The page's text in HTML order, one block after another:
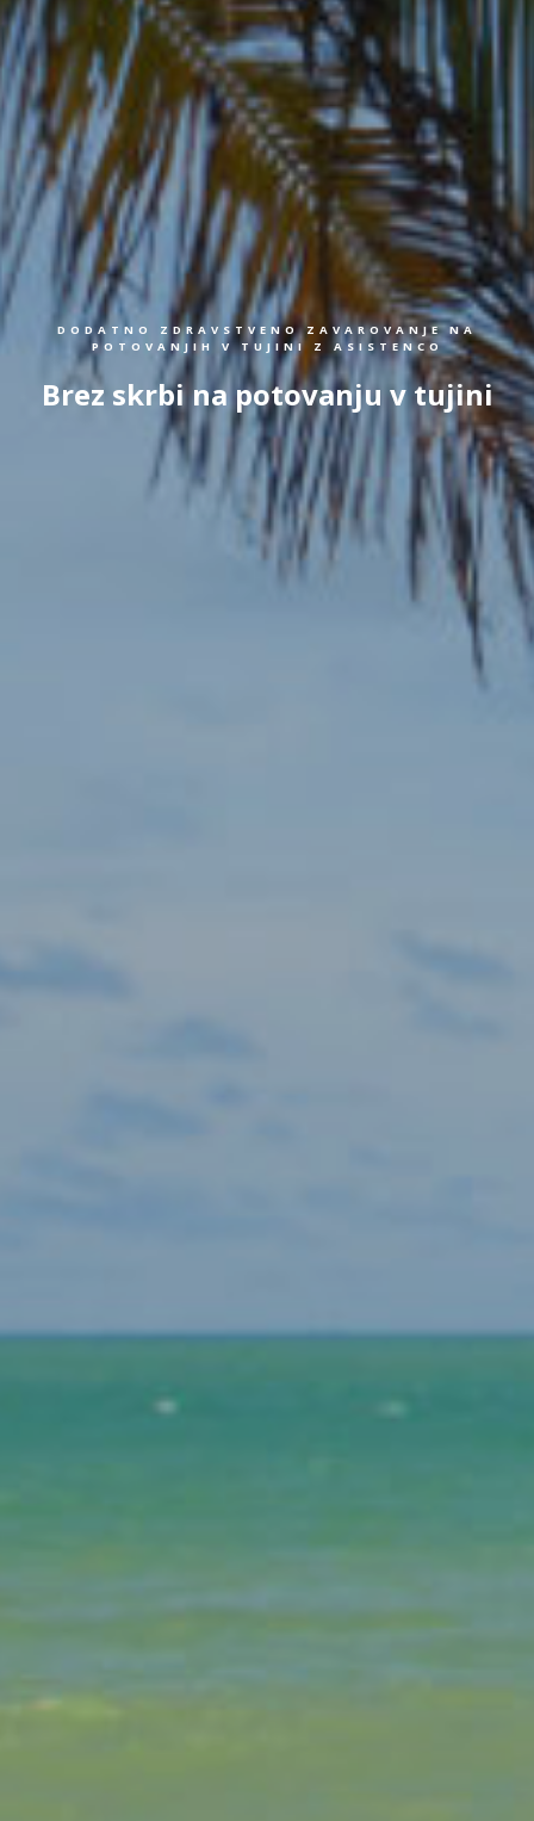
DODATNO ZDRAVSTVENO ZAVAROVANJE NA
POTOVANJIH V TUJINI Z ASISTENCO
Brez skrbi na potovanju v tujini